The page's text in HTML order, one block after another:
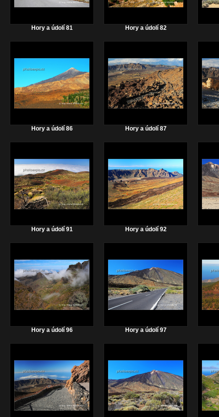
Hory a údolí 81 Hory a údolí 82
Hory a údolí 86 Hory a údolí 87
Hory a údolí 91 Hory a údolí 92
Hory a údolí 96 Hory a údolí 97